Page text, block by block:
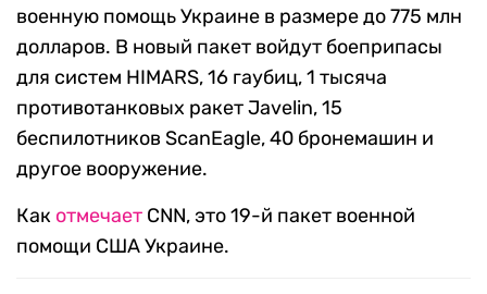
военную помощь Украине в размере до 775 млн
долларов. В новый пакет войдут боеприпасы
для систем HIMARS, 16 гаубиц, 1 тысяча
противотанковых ракет Javelin, 15
беспилотников ScanEagle, 40 бронемашин и
другое вооружение.
Как отмечает CNN, это 19-й пакет военной
помощи США Украине.